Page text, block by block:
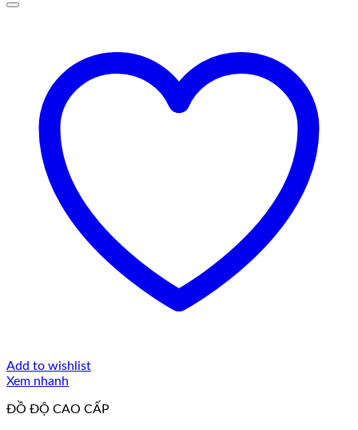
Add to wishlist
Xem nhanh
ĐỒ ĐỘ CAO CẤP